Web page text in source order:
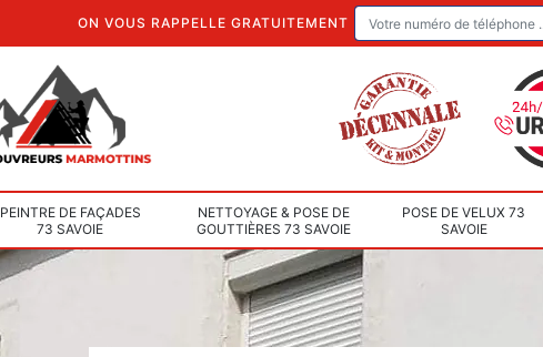
ON VOUS RAPPELLE GRATUITEMENT
PEINTRE DE FAÇADES
73 SAVOIE
NETTOYAGE & POSE DE
GOUTTIÈRES 73 SAVOIE
POSE DE VELUX 73
SAVOIE